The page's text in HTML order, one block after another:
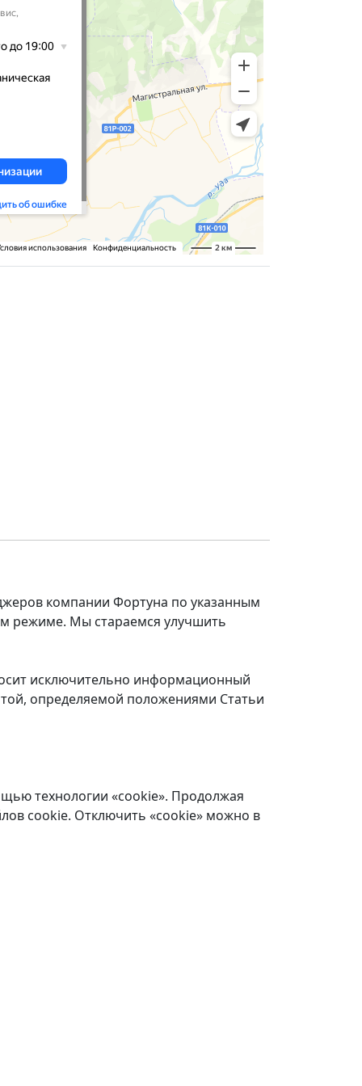
компании Фортуна по указанным
режиме. Мы стараемся улучшить
исключительно информационный
определяемой положениями Статьи
технологии «cookie». Продолжая
cookie. Отключить «cookie» можно в